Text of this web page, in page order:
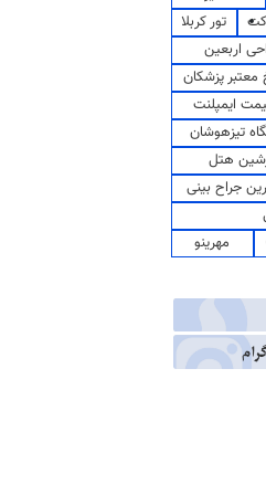
تور کربلا
اربعین
پزشکان
ایمپلنت
تیزهوشان
هتل
جراح بینی
مهرینو